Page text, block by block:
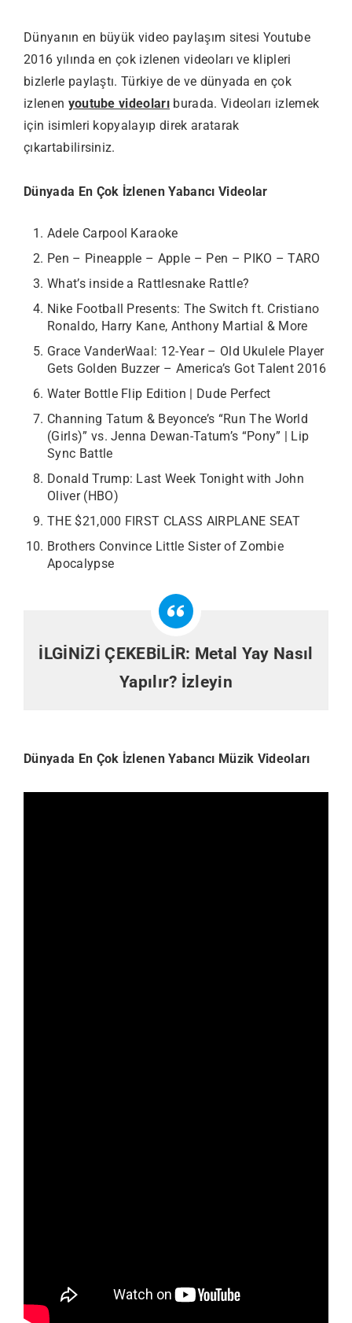
Dünyanın en büyük video paylaşım sitesi Youtube
2016 yılında en çok izlenen videoları ve klipleri
bizlerle paylaştı. Türkiye de ve dünyada en çok
izlenen youtube videoları burada. Videoları izlemek
için isimleri kopyalayıp direk aratarak
çıkartabilirsiniz.
Dünyada En Çok İzlenen Yabancı Videolar
Adele Carpool Karaoke
Pen – Pineapple – Apple – Pen – PIKO – TARO
What’s inside a Rattlesnake Rattle?
Nike Football Presents: The Switch ft. Cristiano
Ronaldo, Harry Kane, Anthony Martial & More
Grace VanderWaal: 12-Year – Old Ukulele Player
Gets Golden Buzzer – America’s Got Talent 2016
Water Bottle Flip Edition | Dude Perfect
Channing Tatum & Beyonce’s “Run The World
(Girls)” vs. Jenna Dewan-Tatum’s “Pony” | Lip
Sync Battle
Donald Trump: Last Week Tonight with John
Oliver (HBO)
THE $21,000 FIRST CLASS AIRPLANE SEAT
Brothers Convince Little Sister of Zombie
Apocalypse
İLGİNİZİ ÇEKEBİLİR: Metal Yay Nasıl
Yapılır? İzleyin
Dünyada En Çok İzlenen Yabancı Müzik Videoları